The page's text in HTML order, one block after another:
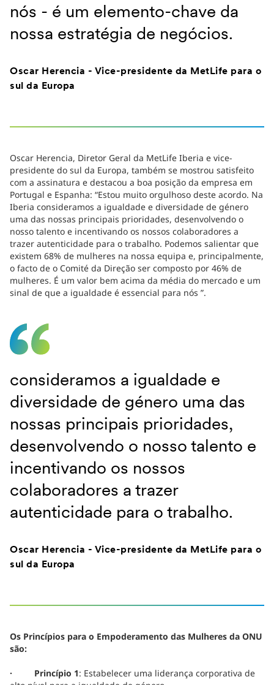
nós - é um elemento-chave da
nossa estratégia de negócios.
Oscar Herencia - Vice-presidente da MetLife para o
sul da Europa
Oscar Herencia, Diretor Geral da MetLife Iberia e vice-
presidente do sul da Europa, também se mostrou satisfeito
com a assinatura e destacou a boa posição da empresa em
Portugal e Espanha: “Estou muito orgulhoso deste acordo. Na
Iberia consideramos a igualdade e diversidade de género
uma das nossas principais prioridades, desenvolvendo o
nosso talento e incentivando os nossos colaboradores a
trazer autenticidade para o trabalho. Podemos salientar que
existem 68% de mulheres na nossa equipa e, principalmente,
o facto de o Comité da Direção ser composto por 46% de
mulheres. É um valor bem acima da média do mercado e um
sinal de que a igualdade é essencial para nós ”.
consideramos a igualdade e
diversidade de género uma das
nossas principais prioridades,
desenvolvendo o nosso talento e
incentivando os nossos
colaboradores a trazer
autenticidade para o trabalho.
Oscar Herencia - Vice-presidente da MetLife para o
sul da Europa
Os Princípios para o Empoderamento das Mulheres da ONU
são:
· Princípio 1: Estabelecer uma liderança corporativa de